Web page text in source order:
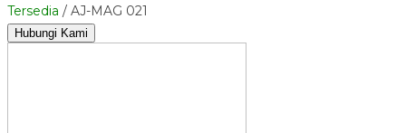
Tersedia / AJ-MAG 021
Hubungi Kami